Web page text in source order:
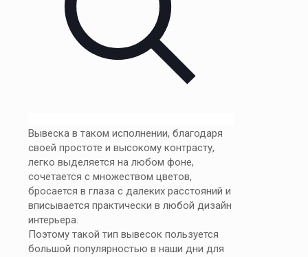
Вывеска в таком исполнении, благодаря
своей простоте и высокому контрасту,
легко выделяется на любом фоне,
сочетается с множеством цветов,
бросается в глаза с далеких расстояний и
вписывается практически в любой дизайн
интерьера.
Поэтому такой тип вывесок пользуется
большой популярностью в наши дни для